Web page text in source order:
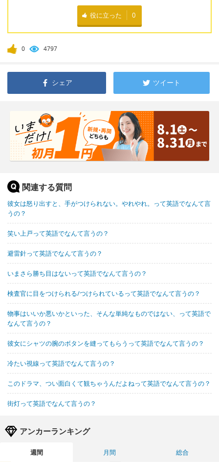
役に立った 0
0 4797
シェア ツイート
関連する質問
彼女は怒り出すと、手がつけられない。やれやれ。って英語でなんて言
うの？
笑い上戸って英語でなんて言うの？
避雷針って英語でなんて言うの？
いまさら勝ち目はないって英語でなんて言うの？
検査官に目をつけられる/つけられているって英語でなんて言うの？
物事はいいか悪いかといった、そんな単純なものではない、って英語で
なんて言うの？
彼女にシャツの腕のボタンを縫ってもらうって英語でなんて言うの？
冷たい視線って英語でなんて言うの？
このドラマ、つい面白くて観ちゃうんだよねって英語でなんて言うの？
街灯って英語でなんて言うの？
アンカーランキング
週間 月間
総合